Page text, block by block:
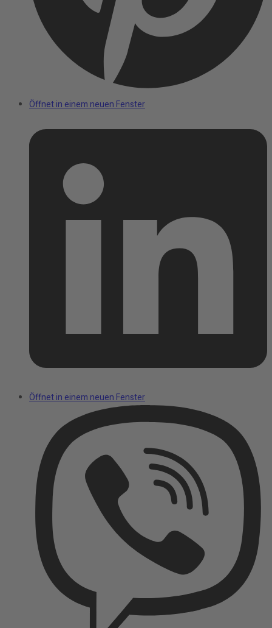
Öffnet in einem neuen Fenster
Öffnet in einem neuen Fenster